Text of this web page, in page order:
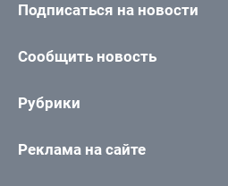
Подписаться на новости
Сообщить новость
Рубрики
Реклама на сайте